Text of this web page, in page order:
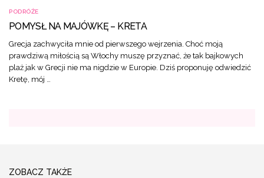
PODRÓŻE
POMYSŁ NA MAJÓWKĘ – KRETA
Grecja zachwyciła mnie od pierwszego wejrzenia. Choć moją
prawdziwą miłością są Włochy muszę przyznać, że tak bajkowych
plaż jak w Grecji nie ma nigdzie w Europie. Dziś proponuję odwiedzić
Kretę, mój …
ZOBACZ TAKŻE